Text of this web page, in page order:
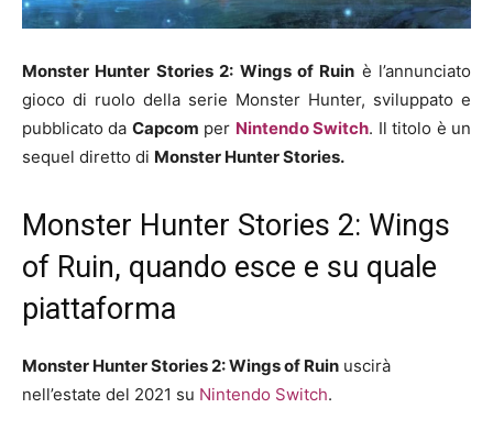
Monster Hunter Stories 2: Wings of Ruin è l’annunciato
gioco di ruolo della serie Monster Hunter, sviluppato e
pubblicato da Capcom per Nintendo Switch. Il titolo è un
sequel diretto di Monster Hunter Stories.
Monster Hunter Stories 2: Wings
of Ruin, quando esce e su quale
piattaforma
Monster Hunter Stories 2: Wings of Ruin uscirà
nell’estate del 2021 su Nintendo Switch.